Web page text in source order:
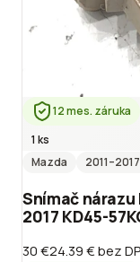
12 mes. záruka
1 ks
Mazda
2011–2017
Snímač nárazu
2017 KD45-
30 €24.39 €bez